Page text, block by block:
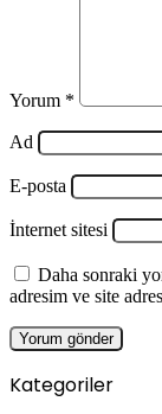
Yorum *
Ad
E-posta
İnternet sitesi
Daha sonraki
adresim ve site
Kategoriler